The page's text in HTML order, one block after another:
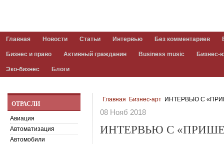
Главная Новости Статьи Интервью Без комментариев
Бизнес и право Активный гражданин Business music Бизнес-
Эко-бизнес Блоги
Главная Бизнес-арт ИНТЕРВЬЮ С
08 Нояб 2018
ИНТЕРВЬЮ С
ОТРАСЛИ
Авиация
Автоматизация
Автомобили